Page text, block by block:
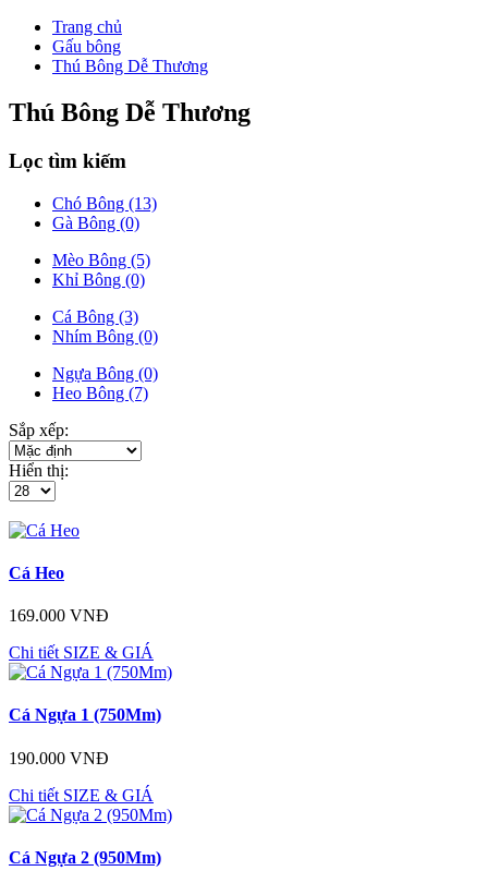
Trang chủ
Gấu bông
Thú Bông Dễ Thương
Thú Bông Dễ Thương
Lọc tìm kiếm
Chó Bông (13)
Gà Bông (0)
Mèo Bông (5)
Khỉ Bông (0)
Cá Bông (3)
Nhím Bông (0)
Ngựa Bông (0)
Heo Bông (7)
Sắp xếp:
Hiển thị:
Cá Heo
169.000 VNĐ
Chi tiết SIZE & GIÁ
Cá Ngựa 1 (750Mm)
190.000 VNĐ
Chi tiết SIZE & GIÁ
Cá Ngựa 2 (950Mm)